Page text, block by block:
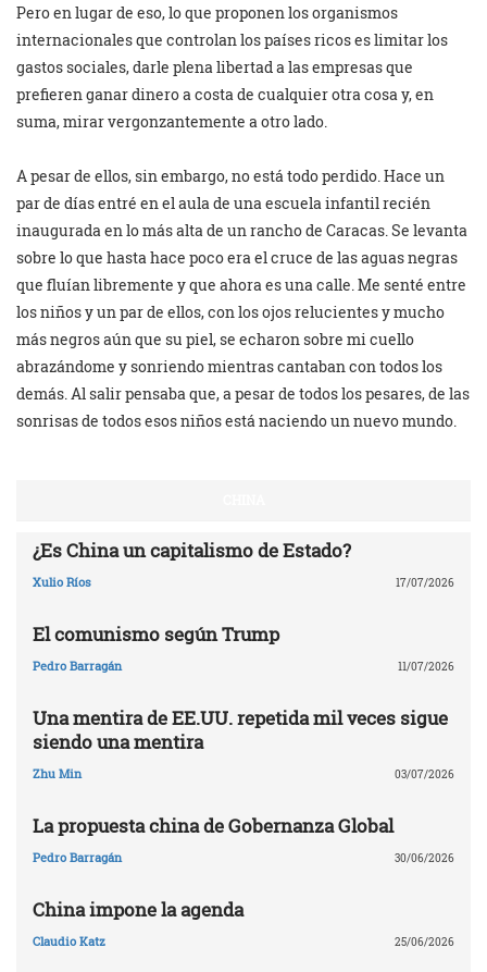
Pero en lugar de eso, lo que proponen los organismos
internacionales que controlan los países ricos es limitar los
gastos sociales, darle plena libertad a las empresas que
prefieren ganar dinero a costa de cualquier otra cosa y, en
suma, mirar vergonzantemente a otro lado.
A pesar de ellos, sin embargo, no está todo perdido. Hace un
par de días entré en el aula de una escuela infantil recién
inaugurada en lo más alta de un rancho de Caracas. Se levanta
sobre lo que hasta hace poco era el cruce de las aguas negras
que fluían libremente y que ahora es una calle. Me senté entre
los niños y un par de ellos, con los ojos relucientes y mucho
más negros aún que su piel, se echaron sobre mi cuello
abrazándome y sonriendo mientras cantaban con todos los
demás. Al salir pensaba que, a pesar de todos los pesares, de las
sonrisas de todos esos niños está naciendo un nuevo mundo.
¿Es China un capitalismo de Estado?
Xulio Ríos 17/07/2026
El comunismo según Trump
Pedro Barragán 11/07/2026
Una mentira de EE.UU. repetida mil veces sigue
siendo una mentira
Zhu Min 03/07/2026
La propuesta china de Gobernanza Global
Pedro Barragán 30/06/2026
China impone la agenda
Claudio Katz 25/06/2026